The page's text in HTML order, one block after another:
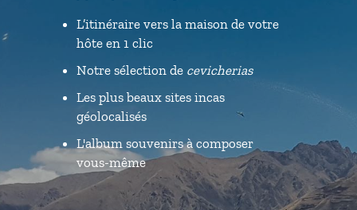
L’itinéraire vers la maison de votre
hôte en 1 clic
Notre sélection de cevicherias
Les plus beaux sites incas
géolocalisés
L'album souvenirs à composer
vous-même